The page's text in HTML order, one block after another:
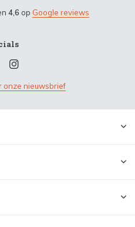
4,6 op Google reviews
onze nieuwsbrief